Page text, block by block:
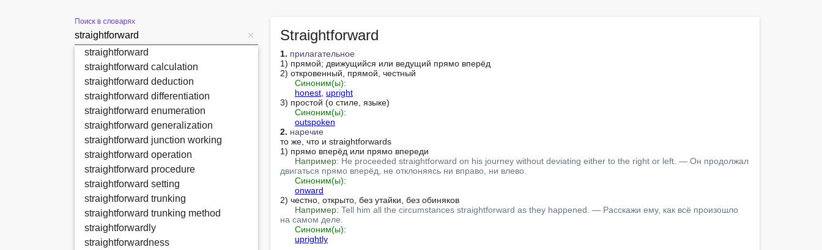
Поиск в словарях
Straightforward
1. прилагательное
1) прямой; движущийся или ведущий прямо вперёд
2) откровенный, прямой, честный
Синоним(ы):
honest upright
3) простой (о стиле, языке)
Синоним(ы):
outspoken
2. наречие
то же, что и straightforwards
1) прямо вперёд или прямо впереди
Например: He proceeded straightforward on his journey without deviating either to the right or left. — Он продолжал
двигаться прямо вперёд, не отклоняясь ни вправо, ни влево.
Синоним(ы):
onward
2) честно, открыто, без утайки, без обиняков
Например: Tell him all the circumstances straightforward as they happened. — Расскажи ему, как всё произошло
на самом деле.
Синоним(ы):
uprightly
straightforward
straightforward calculation
straightforward deduction
straightforward differentiation
straightforward enumeration
straightforward generalization
straightforward junction working
straightforward operation
straightforward procedure
straightforward setting
straightforward trunking
straightforward trunking method
straightforwardly
straightforwardness